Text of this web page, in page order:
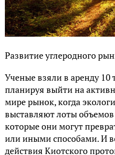
Развитие углеродного
Ученые взяли в аренду 10
планируя выйти на
мире рынок, когда
выставляют лоты объемов
которые они могут
или иными способами. И
действия Киотского